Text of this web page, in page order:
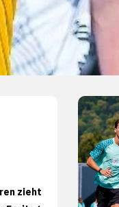
zieht